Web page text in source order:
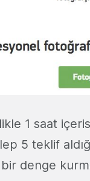
1 saat
5 teklif
denge